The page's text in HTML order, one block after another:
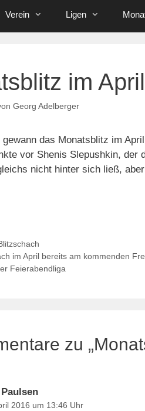
Verein Ligen
im April
Georg Adelberger
das Monatsblitz im
vor Shenis Slepushkin, der
nicht hinter sich ließ,
im April bereits am kommenden
Feierabendliga
zu
2016 um 13:46 Uhr